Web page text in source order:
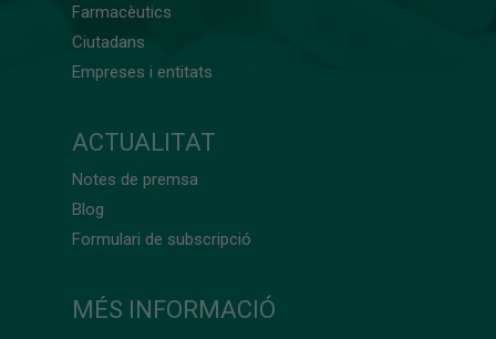
Farmacèutics
Ciutadans
Empreses i entitats
ACTUALITAT
Notes de premsa
Blog
Formulari de subscripció
MÉS INFORMACIÓ